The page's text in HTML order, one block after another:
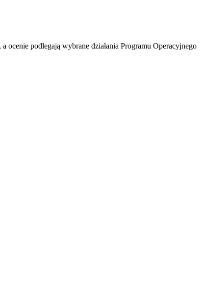
ocenie podlegają wybrane działania Programu Operacyjnego